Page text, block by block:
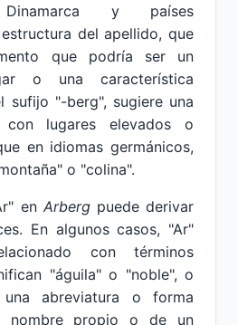
Dinamarca y países
del apellido, que
que podría ser un
o una característica
sufijo "-berg", sugiere una
con lugares elevados o
en idiomas germánicos,
o "colina".
en Arbergpuede derivar
En algunos casos, "Ar"
con términos
"águila" o "noble", o
abreviatura o forma
nombre propio o de un